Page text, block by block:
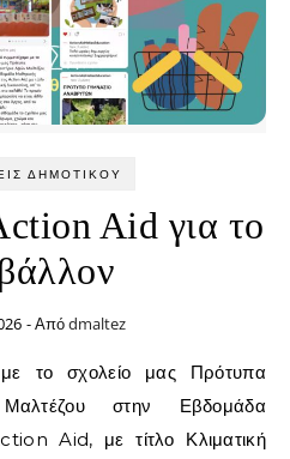
ΔΗΜΟΤΙΚΟΎ
Aid για το
- Απόdmaltez
στην Εβδομάδα
Aid, με τίτλο Κλιματική